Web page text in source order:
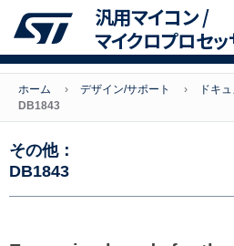
汎用マイコン /
マイクロプロセッ
ホーム デザイン/サポート ドキ
DB1843
その他：
DB1843